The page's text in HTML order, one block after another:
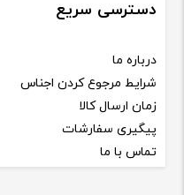
دسترسی سریع
درباره ما
شرایط مرجوع کردن اجناس
زمان ارسال کالا
پیگیری سفارشات
تماس با ما